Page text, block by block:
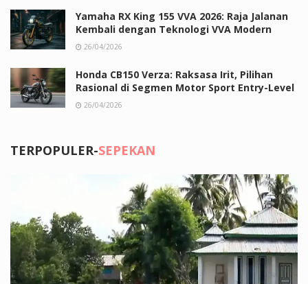
Yamaha RX King 155 VVA 2026: Raja Jalanan
Kembali dengan Teknologi VVA Modern
26/04/2026
Honda CB150 Verza: Raksasa Irit, Pilihan
Rasional di Segmen Motor Sport Entry-Level
26/04/2026
TERPOPULER-SEPEKAN